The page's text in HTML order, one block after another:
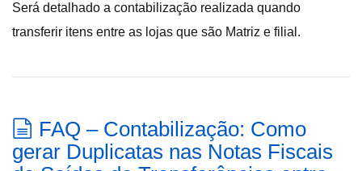
Será detalhado a contabilização realizada quando
transferir itens entre as lojas que são Matriz e filial.
FAQ – Contabilização: Como
gerar Duplicatas nas Notas Fiscais